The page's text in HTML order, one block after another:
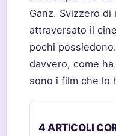
Ganz. Svizzero
attraversato il
pochi
davvero, come
sono i film che lo
4 ARTICOLI